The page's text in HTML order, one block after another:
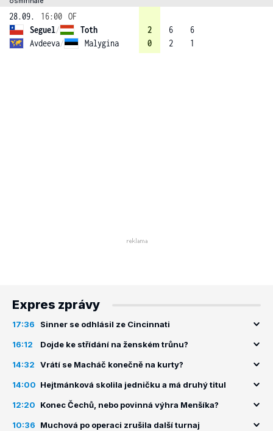
28.09. 16:00 OF
Seguel/
Toth
Avdeeva/ Malygina
2
0
6
2
6
1
Expres zprávy
17:36 Sinner se odhlásil ze Cincinnati
16:12 Dojde ke střídání na ženském trůnu?
14:32 Vrátí se Macháč konečně na kurty?
14:00 Hejtmánková skolila jedničku a má druhý titul
12:20 Konec Čechů, nebo povinná výhra Menšíka?
10:36 Muchová po operaci zrušila další turnaj